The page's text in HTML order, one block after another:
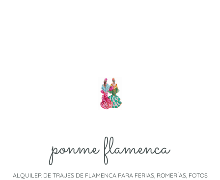
ponme flamenca
ALQUILER DE TRAJES DE FLAMENCA PARA FERIAS, ROMERÍAS, FOTOS